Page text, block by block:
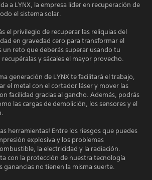
a LYNX, la empresa líder en recuperación de
el sistema solar.
el privilegio de recuperar las reliquias del
en gravedad cero para transformar el
un reto que deberás superar usando tu
y sácales el mayor provecho.
generación de LYNX te facilitará el trabajo,
el metal con el cortador láser y mover las
facilidad gracias al gancho. Además, podrás
las cargas de demolición, los sensores y el
herramientas! Entre los riesgos que puedes
explosiva y los problemas
la electricidad y la radiación.
con la protección de nuestra tecnología
ganancias no tienen la misma suerte.